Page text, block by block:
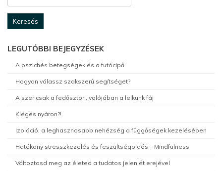
LEGUTÓBBI BEJEGYZÉSEK
A pszichés betegségek és a futócipő
Hogyan válassz szakszerű segítséget?
A szer csak a fedősztori, valójában a lelkünk fáj
Kiégés nyáron?!
Izoláció, a leghasznosabb nehézség a függőségek kezelésében
Hatékony stresszkezelés és feszültségoldás – Mindfulness
Változtasd meg az életed a tudatos jelenlét erejével